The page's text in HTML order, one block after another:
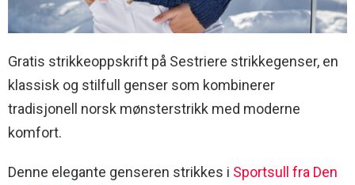
Gratis strikkeoppskrift på Sestriere strikkegenser, en
klassisk og stilfull genser som kombinerer
tradisjonell norsk mønsterstrikk med moderne
komfort.
Denne elegante genseren strikkes i Sportsull fra Den